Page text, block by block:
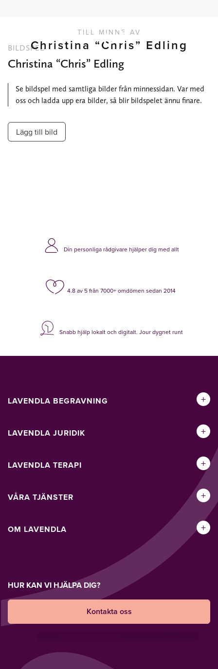
TILL MINNE AV
Christina “Chris” Edling
BILDSPEL
Christina “Chris” Edling
Se bildspel med samtliga bilder från minnessidan. Var med
oss och ladda upp era bilder, så blir bildspelet ännu finare.
Lägg till bild
Din personliga rådgivare hjälper dig med allt
4.8 av 5 från 7000+ omdömen sedan 2014
Snabb hjälp lokalt och digitalt. Jour dygnet runt
LAVENDLA BEGRAVNING +
LAVENDLA JURIDIK +
LAVENDLA TERAPI +
VÅRA TJÄNSTER +
OM LAVENDLA +
HUR KAN VI HJÄLPA DIG?
Kontakta oss